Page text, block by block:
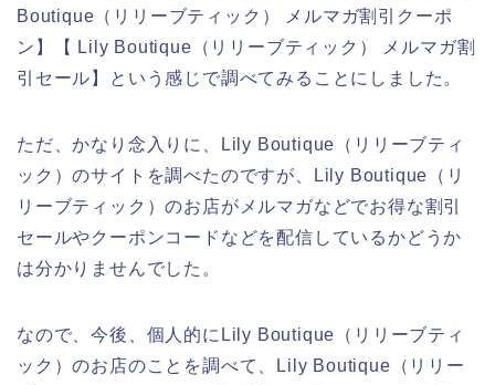
Boutique（リリーブティック） メルマガ割引クーポ
ン】【 Lily Boutique（リリーブティック） メルマガ割
引セール】という感じで調べてみることにしました。
ただ、かなり念入りに、Lily Boutique（リリーブティ
ック）のサイトを調べたのですが、Lily Boutique（リ
リーブティック）のお店がメルマガなどでお得な割引
セールやクーポンコードなどを配信しているかどうか
は分かりませんでした。
なので、今後、個人的にLily Boutique（リリーブティ
ック）のお店のことを調べて、Lily Boutique（リリー